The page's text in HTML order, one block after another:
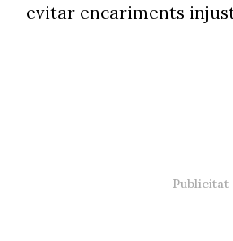
evitar encariments